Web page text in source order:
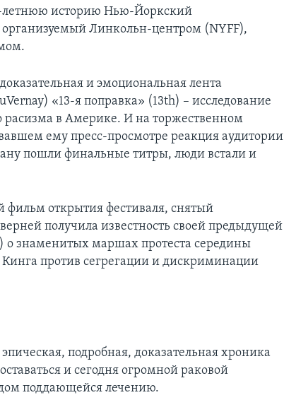
летнюю историю Нью-Йоркский
Линкольн-центром (NYFF),
и эмоциональная лента
«13-я поправка» (13th) – исследование
расизма в Америке. И на торжественном
ему пресс-просмотре реакция аудитории
пошли финальные титры, люди встали и
фильм открытия фестиваля, снятый
получила известность своей предыдущей
о знаменитых маршах протеста середины
против сегрегации и дискриминации
подробная, доказательная хроника
и сегодня огромной раковой
поддающейся лечению.